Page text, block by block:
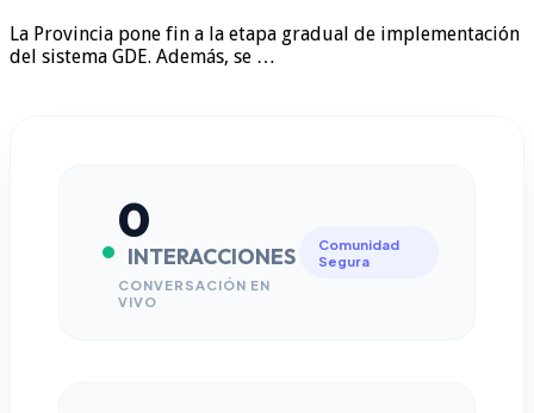
La Provincia pone fin a la etapa gradual de implementación
del sistema GDE. Además, se …
0
INTERACCIONES
CONVERSACIÓN EN
VIVO
Comunidad
Segura